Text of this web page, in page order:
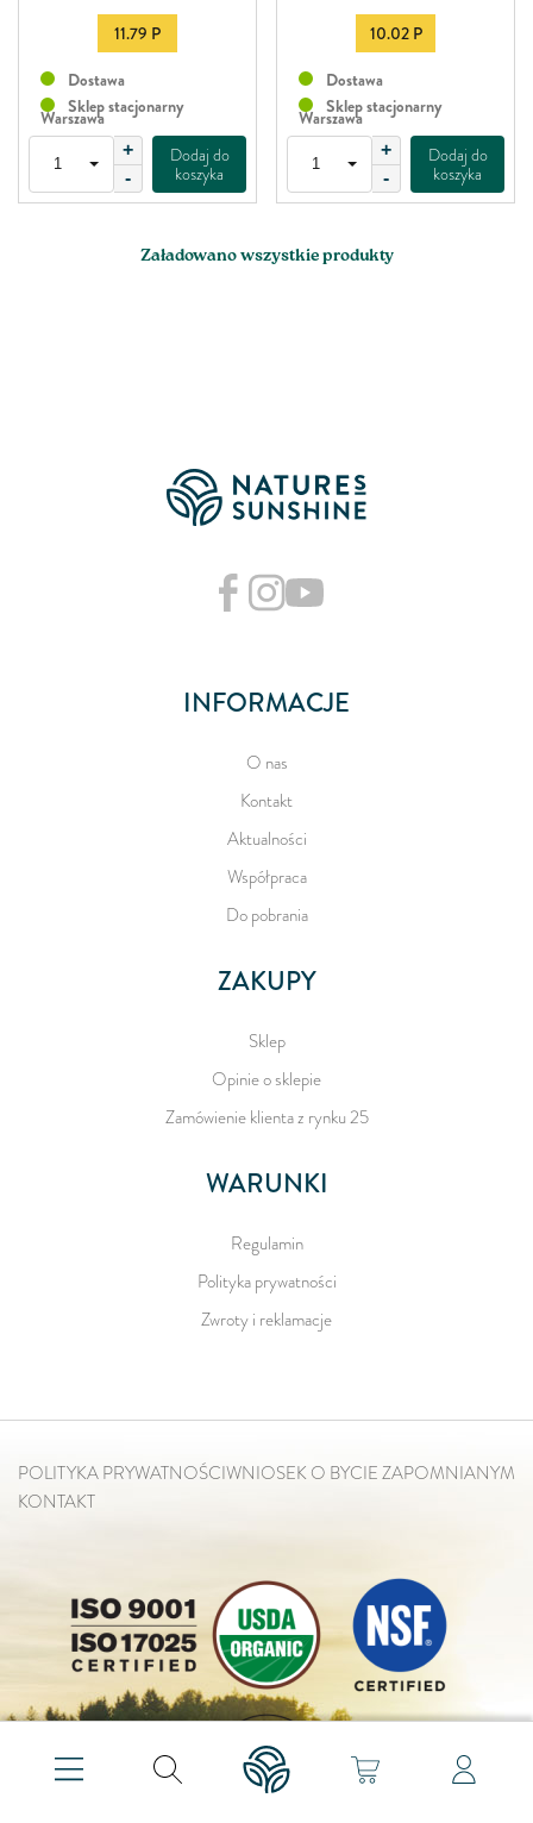
11.79 P
Dostawa
Sklep stacjonarny
Warszawa
+
-
Dodaj do
koszyka
10.02 P
Dostawa
Sklep stacjonarny
Warszawa
+
-
Dodaj do
koszyka
Załadowano wszystkie produkty
INFORMACJE
O nas
Kontakt
Aktualności
Współpraca
Do pobrania
ZAKUPY
Sklep
Opinie o sklepie
Zamówienie klienta z rynku 25
WARUNKI
Regulamin
Polityka prywatności
Zwroty i reklamacje
POLITYKA PRYWATNOŚCIWNIOSEK O BYCIE ZAPOMNIANYM
KONTAKT